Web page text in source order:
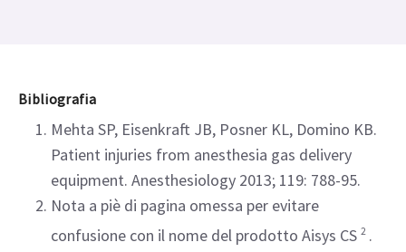
Riduzione dell'impatto ambientale dell'anestesia
Visita Clinical View